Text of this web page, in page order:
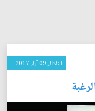
الثلاثاء 09 آيار 2017